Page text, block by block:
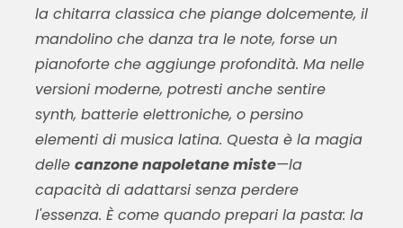
la chitarra classica che piange dolcemente, il
mandolino che danza tra le note, forse un
pianoforte che aggiunge profondità. Ma nelle
versioni moderne, potresti anche sentire
synth, batterie elettroniche, o persino
elementi di musica latina. Questa è la magia
delle canzone napoletane miste—la
capacità di adattarsi senza perdere
l'essenza. È come quando prepari la pasta: la